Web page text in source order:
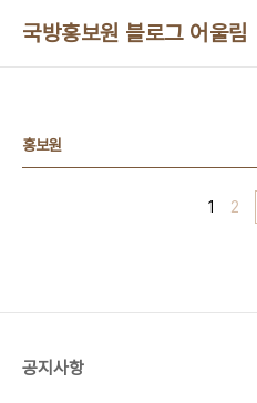
국방홍보원 블로그 어울림
홍보원
1 2
공지사항